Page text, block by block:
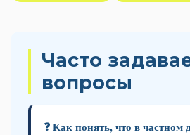
Часто
вопросы
❓ Как понять, что в частном